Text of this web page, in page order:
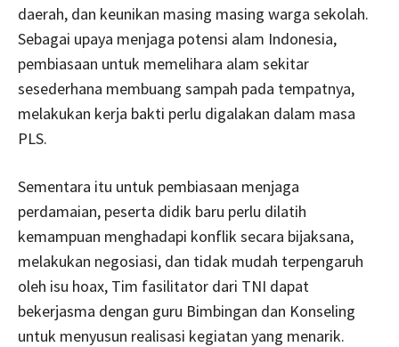
daerah, dan keunikan masing masing warga sekolah.
Sebagai upaya menjaga potensi alam Indonesia,
pembiasaan untuk memelihara alam sekitar
sesederhana membuang sampah pada tempatnya,
melakukan kerja bakti perlu digalakan dalam masa
PLS.
Sementara itu untuk pembiasaan menjaga
perdamaian, peserta didik baru perlu dilatih
kemampuan menghadapi konflik secara bijaksana,
melakukan negosiasi, dan tidak mudah terpengaruh
oleh isu hoax, Tim fasilitator dari TNI dapat
bekerjasma dengan guru Bimbingan dan Konseling
untuk menyusun realisasi kegiatan yang menarik.